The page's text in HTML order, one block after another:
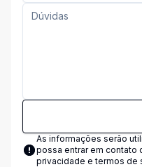
As informações serão
possa entrar em contato
privacidade e termos de